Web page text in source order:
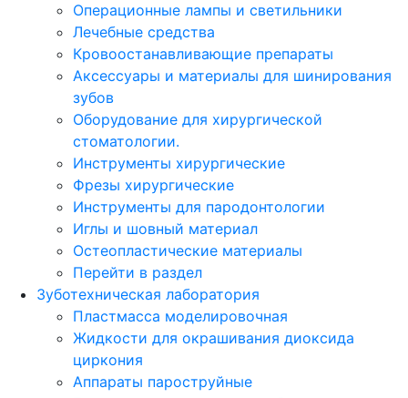
Операционные лампы и светильники
Лечебные средства
Кровоостанавливающие препараты
Аксессуары и материалы для шинирования
зубов
Оборудование для хирургической
стоматологии.
Инструменты хирургические
Фрезы хирургические
Инструменты для пародонтологии
Иглы и шовный материал
Остеопластические материалы
Перейти в раздел
Зуботехническая лаборатория
Пластмасса моделировочная
Жидкости для окрашивания диоксида
циркония
Аппараты пароструйные